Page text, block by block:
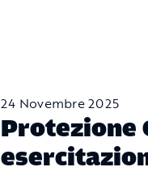
24 Novembre 2025
Protezione